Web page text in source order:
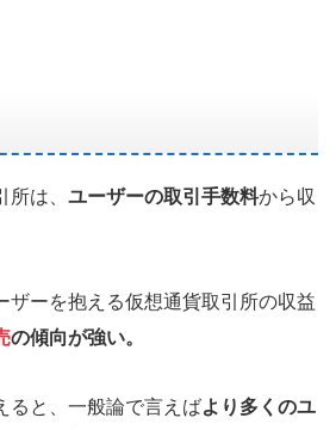
は、 ユーザーの取引手数料から収
ザーを抱える仮想通貨取引所の収益
の傾向が強い。
ると、一般論で言えばより多くのユ